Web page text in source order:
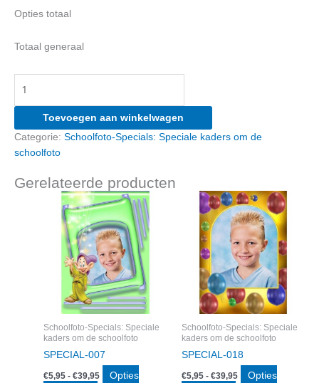
Opties totaal
Totaal generaal
020
Toevoegen aan winkelwagen
Categorie: Schoolfoto-Specials: Speciale kaders om de
schoolfoto
Gerelateerde producten
Schoolfoto-Specials: Speciale
kaders om de schoolfoto
SPECIAL-007
€5,95 - €39,95 Prijsklasse:
Opties
Schoolfoto-Specials: Speciale
kaders om de schoolfoto
SPECIAL-018
€5,95 - €39,95Prijsklasse:
Opties